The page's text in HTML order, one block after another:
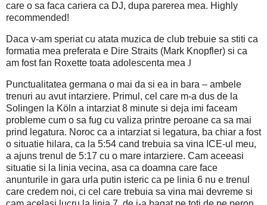
care o sa faca cariera ca DJ, dupa parerea mea. Highly
recommended!
Daca v-am speriat cu atata muzica de club trebuie sa stiti ca
formatia mea preferata e Dire Straits (Mark Knopfler) si ca
am fost fan Roxette toata adolescenta mea J
Punctualitatea germana o mai da si ea in bara – ambele
trenuri au avut intarziere. Primul, cel care m-a dus de la
Solingen la Köln a intarziat 8 minute si deja imi faceam
probleme cum o sa fug cu valiza printre peroane ca sa mai
prind legatura. Noroc ca a intarziat si legatura, ba chiar a fost
o situatie hilara, ca la 5:54 cand trebuia sa vina ICE-ul meu,
a ajuns trenul de 5:17 cu o mare intarziere. Cam aceeasi
situatie si la linia vecina, asa ca doamna care face
anunturile in gara urla putin isteric ca pe linia 6 nu e trenul
care credem noi, ci cel care trebuia sa vina mai devreme si